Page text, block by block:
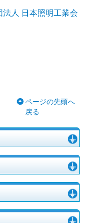
人 日本照明工業会
ページの先頭へ
戻る